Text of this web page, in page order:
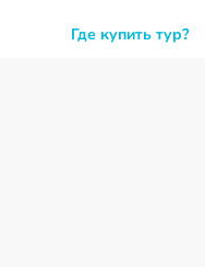
Где купить тур?